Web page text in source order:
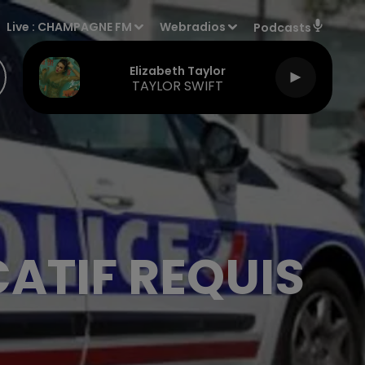
Live : CHAMPAGNE FM Webradios Podcasts
Elizabeth Taylor
TAYLOR SWIFT
REQUIS